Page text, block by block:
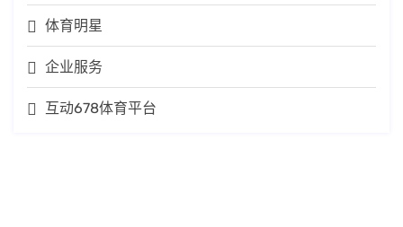
体育明星
企业服务
互动678体育平台